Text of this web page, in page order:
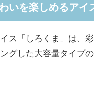
いを楽しめるアイ
ス「しろくま」は、
グした大容量タイプ